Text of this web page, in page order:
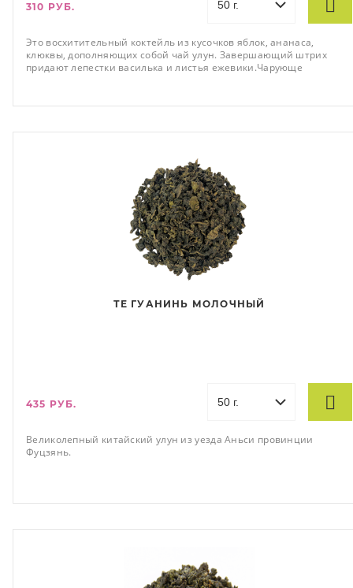
310 РУБ.
Это восхитительный коктейль из кусочков яблок, ананаса,
клюквы, дополняющих собой чай улун. Завершающий штрих
придают лепестки василька и листья ежевики.Чарующе
лепестками.Вкус готового напитка раскрывает фруктовую
деликатной мягкости улуна.
ТЕ ГУАНИНЬ МОЛОЧНЫЙ
435 РУБ.
Великолепный китайский улун из уезда Аньси провинции
Фуцзянь.